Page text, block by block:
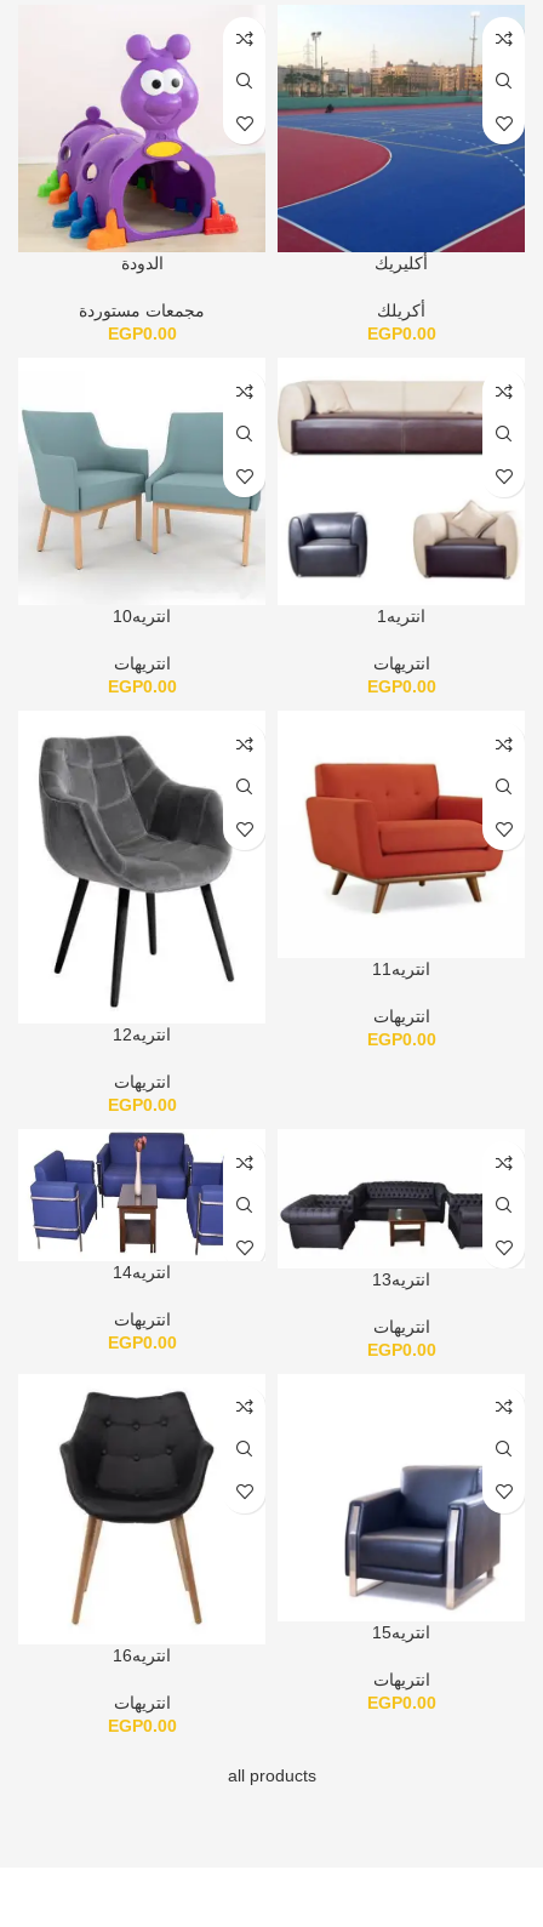
أكليريك
أكريلك
EGP0.00
الدودة
مجمعات مستوردة
EGP0.00
انتريه1
انتريهات
EGP0.00
انتريه10
انتريهات
EGP0.00
انتريه11
انتريهات
EGP0.00 انتريه12
انتريهات
EGP0.00
انتريه13
انتريهات
EGP0.00
انتريه14
انتريهات
EGP0.00
انتريه15
انتريهات
EGP0.00
انتريه16
انتريهات
EGP0.00
all products